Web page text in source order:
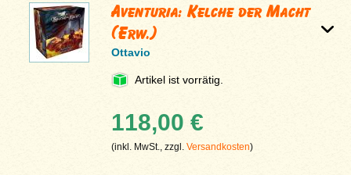
Aventuria: Kelche der Macht
(Erw.)
Ottavio
Artikel ist vorrätig.
118,00 €
(inkl. MwSt., zzgl.Versandkosten)